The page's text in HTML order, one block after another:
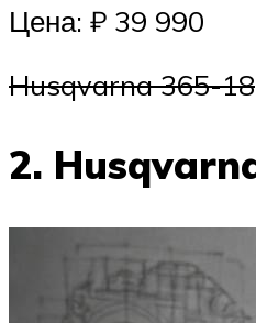
Цена: ₽ 39 990
Husqvarna 365-18
2.